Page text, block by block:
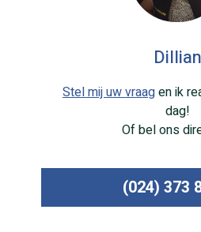
Dillian
Stel mij uw vraagen ik
dag!
Of bel ons
(024) 373